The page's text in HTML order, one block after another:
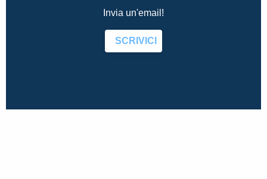
Invia un'email!
SCRIVICI